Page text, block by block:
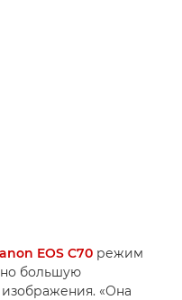
EOS C70 режим
большую
«Она